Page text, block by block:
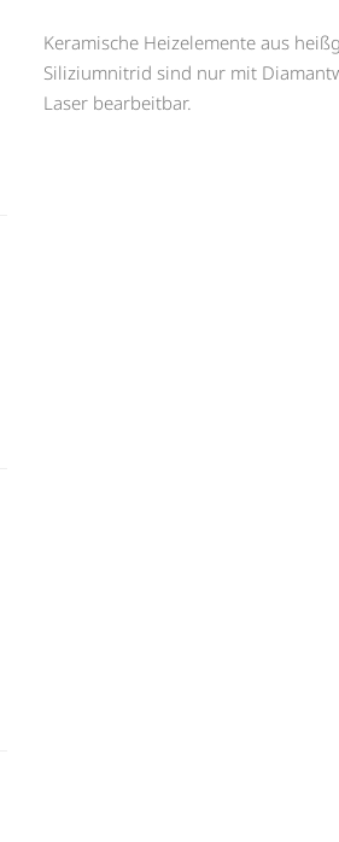
Keramische Heizelemente aus
Siliziumnitrid sind nur mit
Laser bearbeitbar.